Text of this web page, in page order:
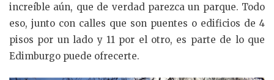
increíble aún, que de verdad parezca un parque. Todo
eso, junto con calles que son puentes o edificios de 4
pisos por un lado y 11 por el otro, es parte de lo que
Edimburgo puede ofrecerte.